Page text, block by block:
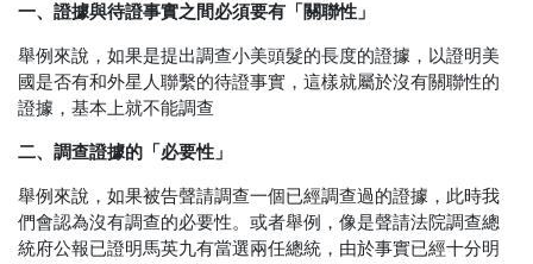
一、證據與待證事實之間必須要有「關聯性」
舉例來說，如果是提出調查小美頭髮的長度的證據，以證明美
國是否有和外星人聯繫的待證事實，這樣就屬於沒有關聯性的
證據，基本上就不能調查
二、調查證據的「必要性」
舉例來說，如果被告聲請調查一個已經調查過的證據，此時我
們會認為沒有調查的必要性。或者舉例，像是聲請法院調查總
統府公報已證明馬英九有當選兩任總統，由於事實已經十分明